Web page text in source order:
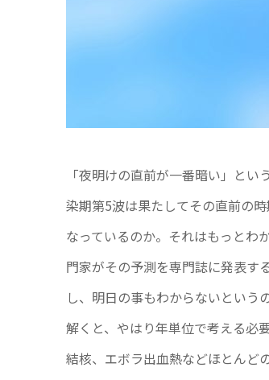
「夜明けの直前が一番暗い」と
染期第5波は果たしてその直前の
なっているのか。それはもっとわ
門家がその予測を専門誌に発表す
し、明日の事もわからないという
解くと、やはり年単位で考える必
結核、エボラ出血熱などほとんど